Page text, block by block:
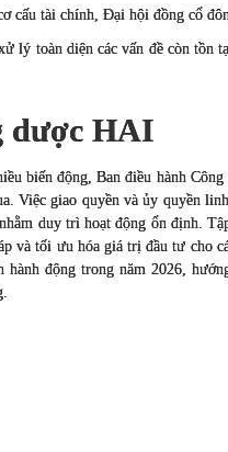
cấu tài chính, Đại hội đồng cổ
lý toàn diện các vấn đề còn tồn
dược HAI
biến động, Ban điều hành
Việc giao quyền và ủy quyền
duy trì hoạt động ổn định.
và tối ưu hóa giá trị đầu tư cho
động trong năm 2026,